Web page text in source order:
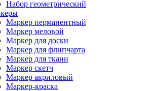
Набор геометрический
Маркер перманентный
Маркер меловой
Маркер для доски
Маркер для флипчарта
Маркер для ткани
Маркер скетч
Маркер акриловый
Маркер-краска